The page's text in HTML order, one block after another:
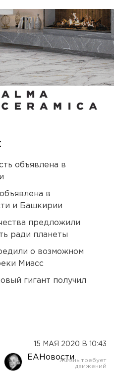
объявлена в
в
и Башкирии
предложили
ради планеты
о возможном
Миасс
гигант получил
15 МАЯ 2020 В 10:43
ЕАНовости